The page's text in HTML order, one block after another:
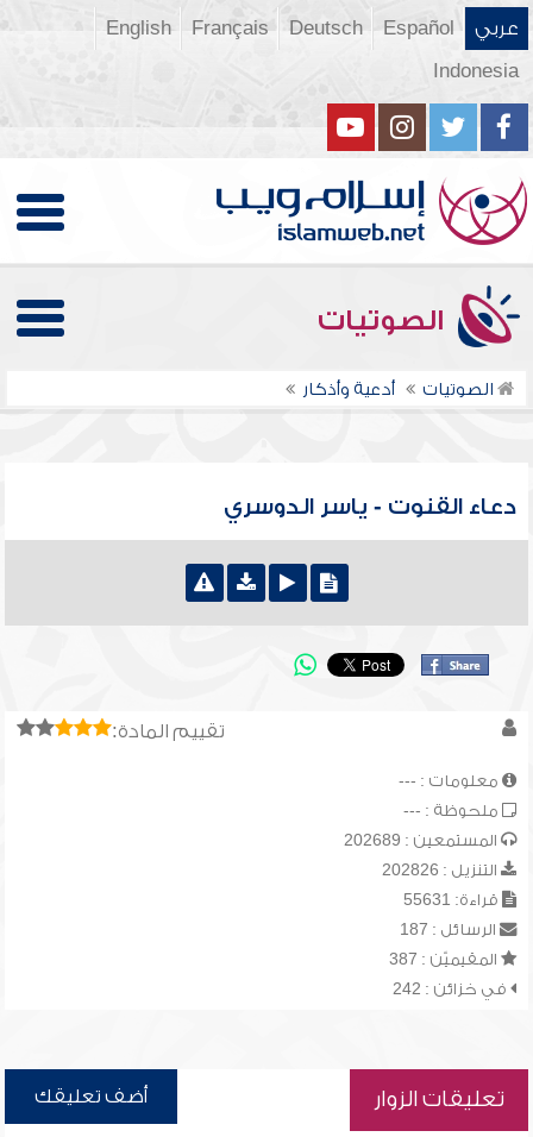
عربي Español
Deutsch
Français
English
Indonesia
الصوتيات
الصوتيات أدعية وأذكار
دعاء القنوت - ياسر الدوسري
تقييم المادة:
معلومات : ---
ملحوظة : ---
المستمعين : 202689
التنزيل : 202826
قراءة: 55631
الرسائل : 187
المقيميّن : 387
في خزائن : 242
تعليقات الزوار أضف تعليقك